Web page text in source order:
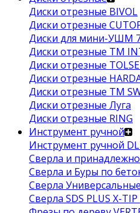
Диски отрезные BIVOL
Диски отрезные
Диски для мини-УШМ
Диски отрезные ТМ
Диски отрезные
Диски отрезные
Диски отрезные ТМ
Диски отрезные Луга
Диски отрезные RING
Инструмент ручной
Инструмент ручной
Сверла и
Сверла и Буры по
Сверла Универсальные
Сверла SDS PLUS X-